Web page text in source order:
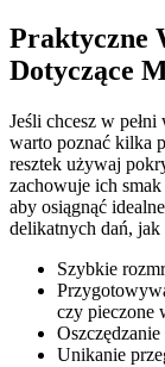
Praktyczne
Dotyczące
Jeśli chcesz w
warto poznać kilka
resztek używaj
zachowuje ich
aby osiągnąć
delikatnych dań, jak
Szybkie
czy pieczone
Unikanie